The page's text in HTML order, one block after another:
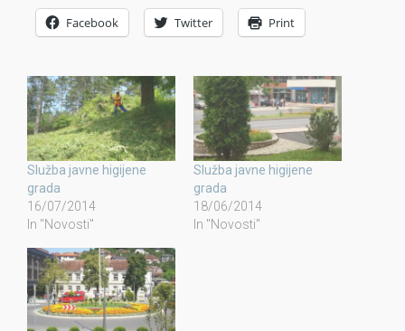
Facebook Twitter Print
Služba javne higijene
grada
16/07/2014
In "Novosti"
Služba javne higijene
grada
18/06/2014
In "Novosti"